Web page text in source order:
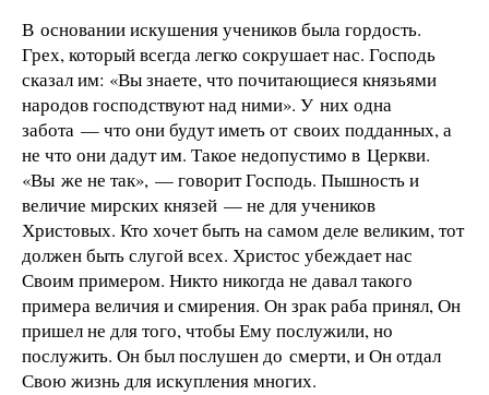
В основании искушения учеников была гордость.
Грех, который всегда легко сокрушает нас. Господь
сказал им: «Вы знаете, что почитающиеся князьями
народов господствуют над ними». У них одна
забота — что они будут иметь от своих подданных, а
не что они дадут им. Такое недопустимо в Церкви.
«Вы же не так», — говорит Господь. Пышность и
величие мирских князей — не для учеников
Христовых. Кто хочет быть на самом деле великим, тот
должен быть слугой всех. Христос убеждает нас
Своим примером. Никто никогда не давал такого
примера величия и смирения. Он зрак раба принял, Он
пришел не для того, чтобы Ему послужили, но
послужить. Он был послушен до смерти, и Он отдал
Свою жизнь для искупления многих.